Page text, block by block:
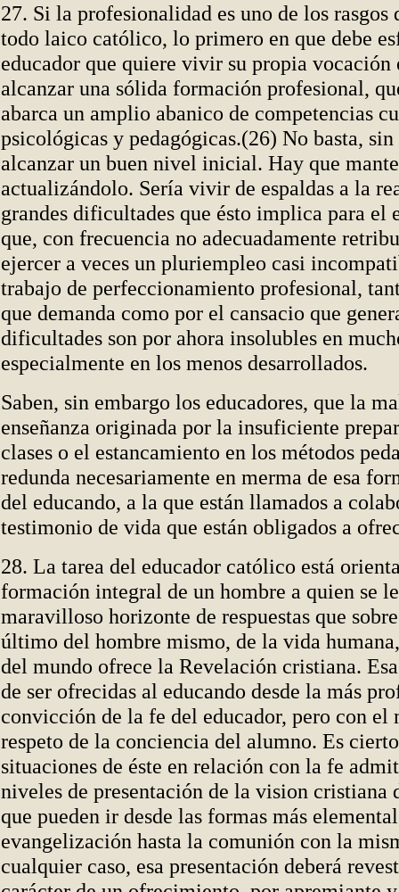
27. Si la profesionalidad es uno de los rasgos
todo laico católico, lo primero en que debe
educador que quiere vivir su propia vocación
alcanzar una sólida formación profesional,
abarca un amplio abanico de competencias
psicológicas y pedagógicas.(26) No basta,
alcanzar un buen nivel inicial. Hay que
actualizándolo. Sería vivir de espaldas a la
grandes dificultades que ésto implica para el
que, con frecuencia no adecuadamente
ejercer a veces un pluriempleo casi
trabajo de perfeccionamiento profesional,
que demanda como por el cansacio que
dificultades son por ahora insolubles en
especialmente en los menos desarrollados.
Saben, sin embargo los educadores, que la
enseñanza originada por la insuficiente
clases o el estancamiento en los métodos
redunda necesariamente en merma de esa
del educando, a la que están llamados a
testimonio de vida que están obligados a
28. La tarea del educador católico está
formación integral de un hombre a quien se
maravilloso horizonte de respuestas que
último del hombre mismo, de la vida
del mundo ofrece la Revelación cristiana.
de ser ofrecidas al educando desde la más
convicción de la fe del educador, pero con el
respeto de la conciencia del alumno. Es
situaciones de éste en relación con la fe
niveles de presentación de la vision cristiana
que pueden ir desde las formas más
evangelización hasta la comunión con la
cualquier caso, esa presentación deberá